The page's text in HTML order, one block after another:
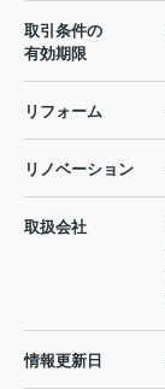
取引条件の
有効期限
リフォーム
リノベーション
取扱会社
情報更新日